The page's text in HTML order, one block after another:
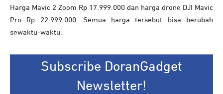
Harga Mavic 2 Zoom Rp 17.999.000 dan harga drone DJI Mavic
Pro Rp 22.999.000. Semua harga tersebut bisa berubah
sewaktu-waktu.
Subscribe DoranGadget
Newsletter!